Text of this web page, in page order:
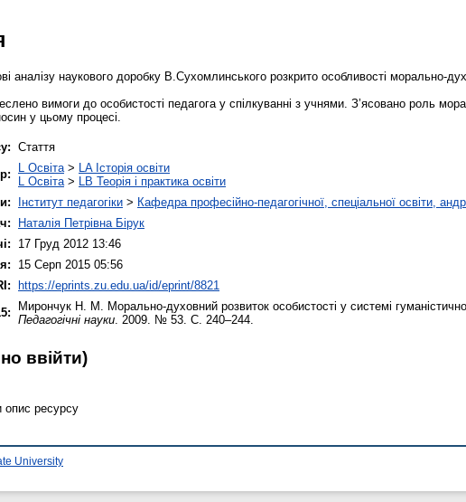
аналізу наукового доробку В.Сухомлинського розкрито особливості морально-
вимоги до особистості педагога у спілкуванні з учнями. З’ясовано роль
у цьому процесі.
Стаття
L Освіта > LA Історія освіти
L Освіта > LB Теорія і практика освіти
Інститут педагогіки > Кафедра професійно-педагогічної, спеціальної освіти,
Наталія Петрівна Бірук
17 Груд 2012 13:46
15 Серп 2015 05:56
https://eprints.zu.edu.ua/id/eprint/8821
Мирончук Н. М. Морально-духовний розвиток особистості у системі
Педагогічні науки . 2009. № 53. С. 240–244.
ввійти)
опис ресурсу
University